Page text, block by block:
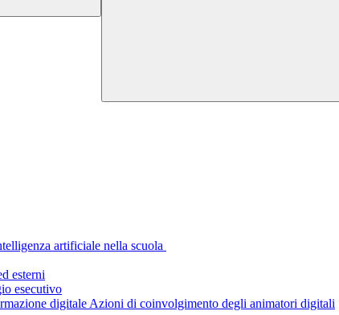
artificiale nella scuola
esterni
esecutivo
digitale Azioni di coinvolgimento degli animatori digitali